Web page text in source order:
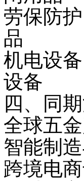
劳保防护
品
机电设备
设备
四、同
全球五
智能制
跨境电